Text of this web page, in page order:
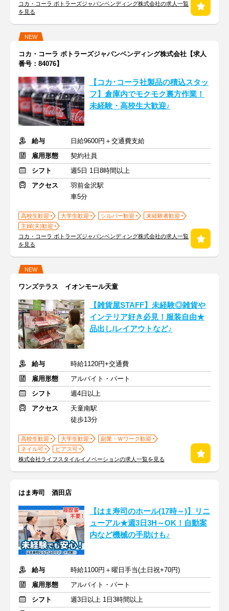
コカ・コーラ ボトラーズジャパンベンディング株式会社の求人一覧
を見る
NEW
コカ・コーラ ボトラーズジャパンベンディング株式会社【求人
番号：84076】
【コカ･コーラ社製品の積込スタッ
フ】倉庫内でモクモク裏方作業！
未経験・高校生大歓迎♪
給与
日給9600円＋交通費支給
雇用形態
契約社員
シフト
週5日 1日8時間以上
アクセス
羽前金沢駅
車5分
高校生歓迎 大学生歓迎 シルバー歓迎
未経験者歓迎
主婦(夫)歓迎
コカ・コーラ ボトラーズジャパンベンディング株式会社の求人一覧
を見る
NEW
ワンズテラス イオンモール天童
【雑貨屋STAFF】未経験◎雑貨や
インテリア好き必見！服装自由★
品出し/レイアウトなど♪
給与
時給1120円+交通費
雇用形態
アルバイト・パート
シフト
週4日以上
アクセス
天童南駅
徒歩13分
高校生歓迎 大学生歓迎
副業・Ｗワーク歓迎
ネイル可
ピアス可
株式会社ライフスタイルイノベーションの求人一覧を見る
はま寿司 酒田店
【はま寿司のホール(17時～)】リニ
ューアル★週3日3H～OK！自動案
内など機械の手助けも♪
給与
時給1100円＋曜日手当(土日祝+70円)
雇用形態
アルバイト・パート
シフト
週3日以上 1日3時間以上